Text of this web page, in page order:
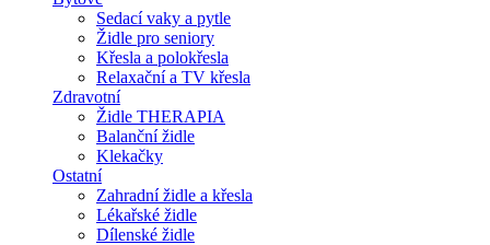
Sedací vaky a pytle
Židle pro seniory
Křesla a polokřesla
Relaxační a TV křesla
Zdravotní
Židle THERAPIA
Balanční židle
Klekačky
Ostatní
Zahradní židle a křesla
Lékařské židle
Dílenské židle